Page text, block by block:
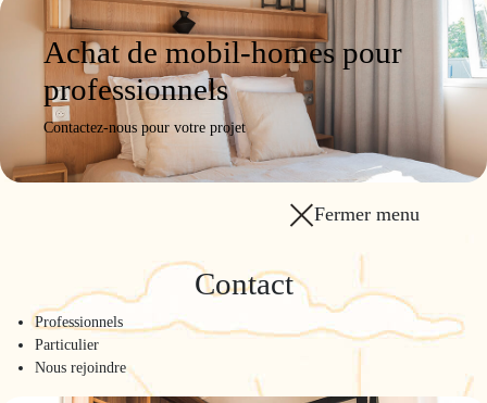
Achat de mobil-homes pour
professionnels
Contactez-nous pour votre projet
Fermer menu
Contact
Professionnels
Particulier
Nous rejoindre